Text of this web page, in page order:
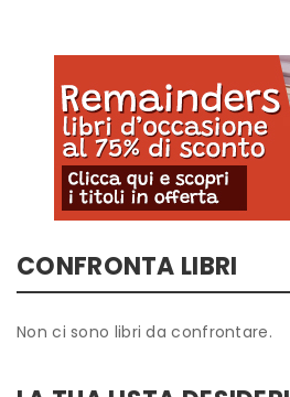
CONFRONTA LIBRI
Non ci sono libri da confrontare.